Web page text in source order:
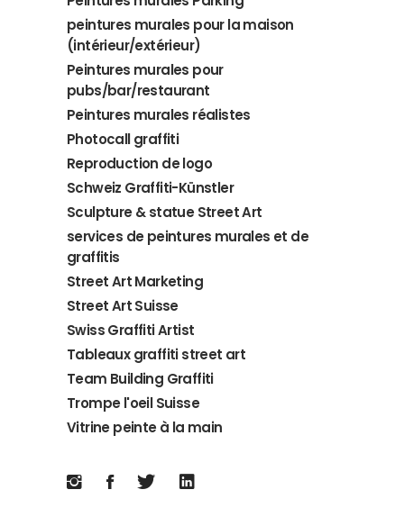
peintures murales pour la maison
(intérieur/extérieur)
Peintures murales pour
pubs/bar/restaurant
Peintures murales réalistes
Photocall graffiti
Reproduction de logo
Schweiz Graffiti-Künstler
Sculpture & statue Street Art
services de peintures murales et de
graffitis
Street Art Marketing
Street Art Suisse
Swiss Graffiti Artist
Tableaux graffiti street art
Team Building Graffiti
Trompe l'oeil Suisse
Vitrine peinte à la main